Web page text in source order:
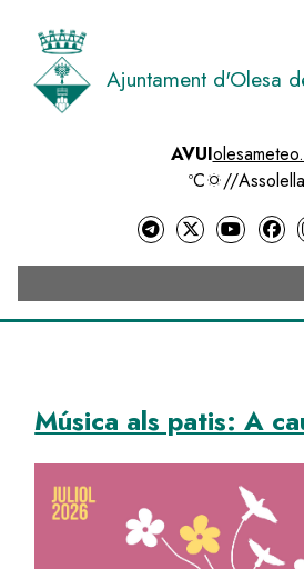
contingut
Ajuntament d'Olesa
AVUI
ºC
//
Música als patis: A